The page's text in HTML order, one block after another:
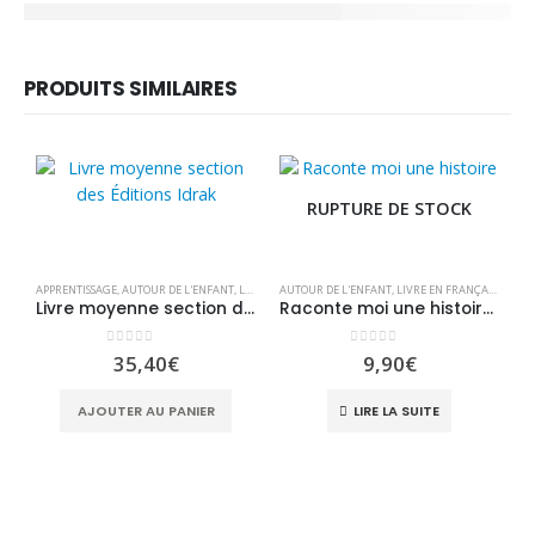
PRODUITS SIMILAIRES
APPRENTISSAGE,AUTOUR DE L'ENFANT, LIVRE EN FRANÇAIS ,LIVRES,LIVRES,OFFRES,UNIVERS KIDS
Livre moyenne section des Éditions Idrak
0sur 5
35,40€
AJOUTER AU PANIER
RUPTURE DE STOCK
AUTOUR DE L'ENFANT, LIVRE EN FRANÇAIS
Raconte moi une histoire : Zayneb et le trésor
sur 5
9,90€
LIRE LA SUITE